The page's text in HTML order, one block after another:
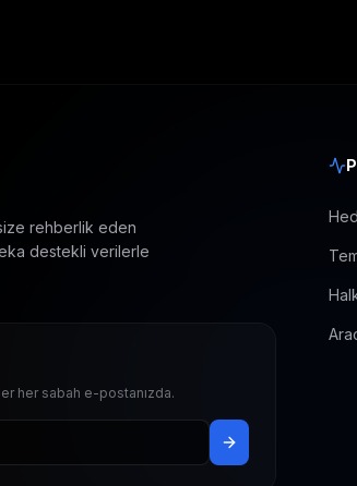
rehberlik eden
destekli verilerle
her sabah e-postanızda.